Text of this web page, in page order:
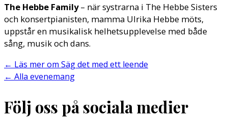
The Hebbe Family– när systrarna i The Hebbe Sisters
och konsertpianisten, mamma Ulrika Hebbe möts,
uppstår en musikalisk helhetsupplevelse med både
sång, musik och dans.
← Läs mer om Säg det med ett leende
← Alla evenemang
Följ oss på sociala medier